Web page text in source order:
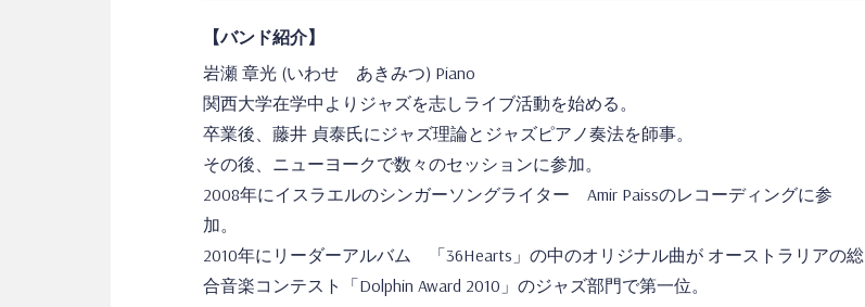
【バンド紹介】
岩瀬 章光 (いわせ あきみつ) Piano
関西大学在学中よりジャズを志しライブ活動を始める。
卒業後、藤井 貞泰氏にジャズ理論とジャズピアノ奏法を師事。
その後、ニューヨークで数々のセッションに参加。
2008年にイスラエルのシンガーソングライター Amir Paissのレコーディングに参
加。
2010年にリーダーアルバム 「36Hearts」の中のオリジナル曲が オーストラリアの総
合音楽コンテスト「Dolphin Award 2010」のジャズ部門で第一位。